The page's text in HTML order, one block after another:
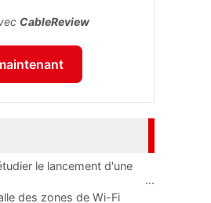
CableReview
le lancement d'une
...
des zones de Wi-Fi